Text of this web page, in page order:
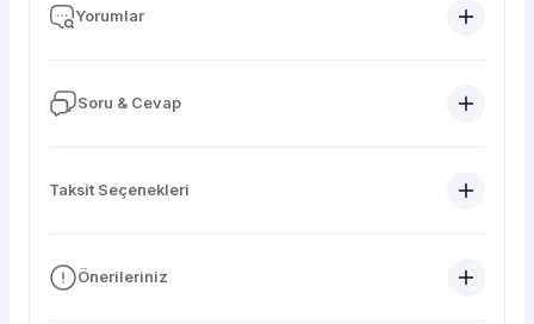
Yorumlar
Soru & Cevap
Taksit Seçenekleri
Önerileriniz